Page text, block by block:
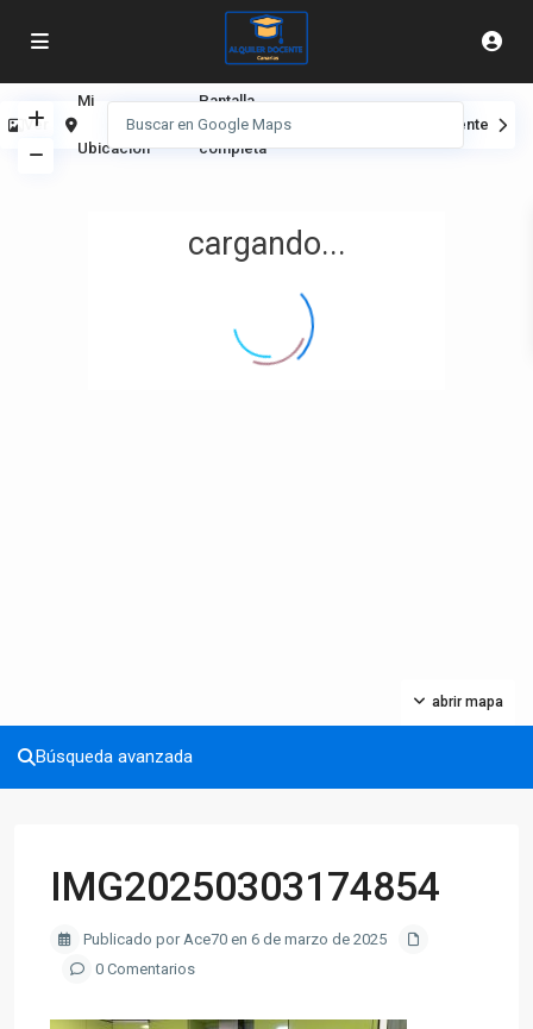
cargando...
abrir mapa
Ver
Mi
Ubicación
Pantalla
completa
Siguiente
Búsqueda avanzada
IMG20250303174854
Publicado por Ace70 en 6 de marzo de 2025
0 Comentarios